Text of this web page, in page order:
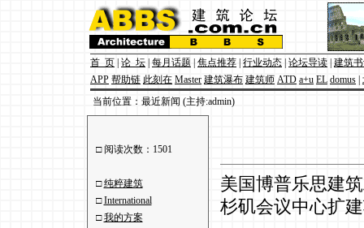
首 页 论 坛 每月话题 焦点推荐 行业动态 论坛导读 建筑
APP 帮助链 此刻在 Master 建筑瀑布 建筑师 ATD a+u EL domus
当前位置：最近新闻 (主持:admin)
□ 阅读次数：1501
□纯粹建筑
□International
□我的方案
美国博普乐思建
杉矶会议中心扩